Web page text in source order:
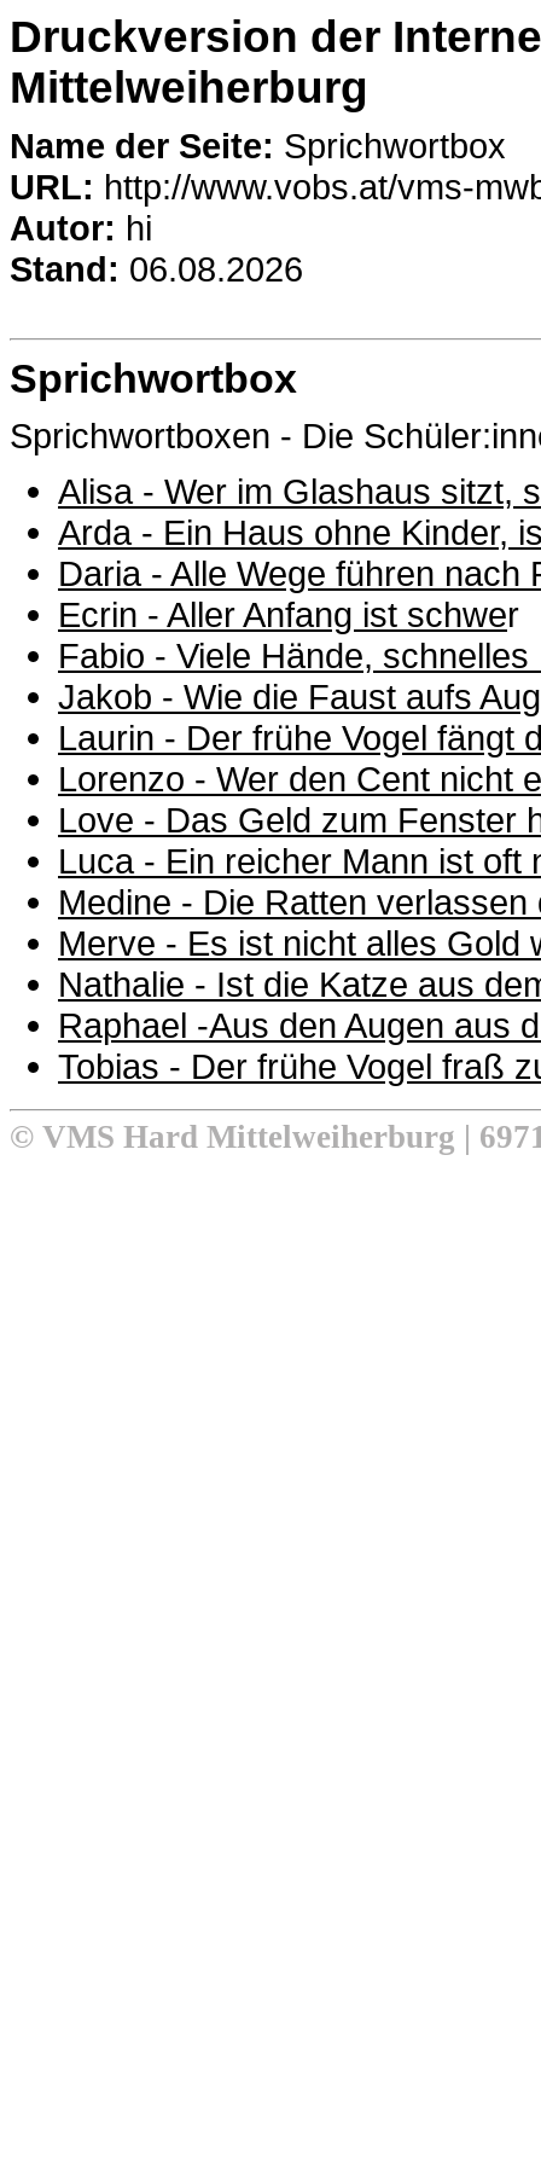
Druckversion der
Mittelweiherburg
Name der Seite: Sprichwortbox
URL: http://www.vobs.at/vms-
Autor: hi
Stand: 06.08.2026
Sprichwortbox
Sprichwortboxen - Die
Alisa - Wer im Glashaus sitzt,
Arda - Ein Haus ohne Kinder,
Daria - Alle Wege führen nach
Ecrin - Aller Anfang ist schwer
Fabio - Viele Hände, schnelles
Jakob - Wie die Faust aufs
Laurin - Der frühe Vogel fängt
Lorenzo - Wer den Cent nicht
Love - Das Geld zum Fenster
Luca - Ein reicher Mann ist
Medine - Die Ratten
Merve - Es ist nicht alles Gold
Nathalie - Ist die Katze aus
Raphael -Aus den Augen aus
Tobias - Der frühe Vogel fraß
© VMS Hard Mittelweiherburg |